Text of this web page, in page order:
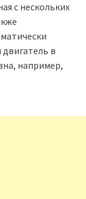
с нескольких
в
например,